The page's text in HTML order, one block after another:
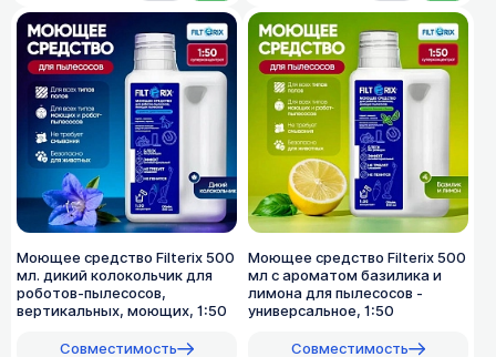
Моющее средство Filterix 500
мл. дикий колокольчик для
роботов-пылесосов,
вертикальных, моющих, 1:50
Совместимость
Моющее средство Filterix 500
мл с ароматом базилика и
лимона для пылесосов -
универсальное, 1:50
Совместимость